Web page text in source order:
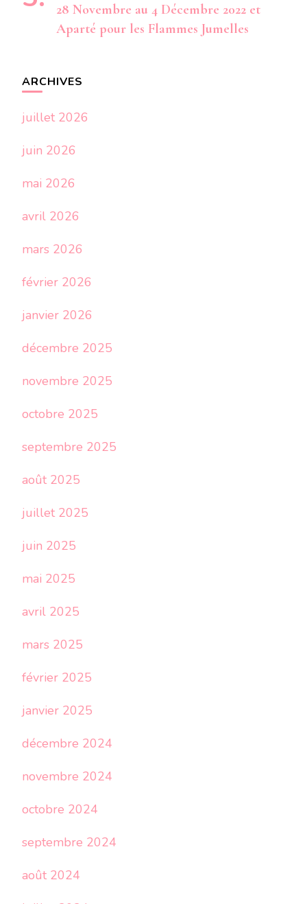
28 Novembre au 4 Décembre 2022 et
Aparté pour les Flammes Jumelles
ARCHIVES
juillet 2026
juin 2026
mai 2026
avril 2026
mars 2026
février 2026
janvier 2026
décembre 2025
novembre 2025
octobre 2025
septembre 2025
août 2025
juillet 2025
juin 2025
mai 2025
avril 2025
mars 2025
février 2025
janvier 2025
décembre 2024
novembre 2024
octobre 2024
septembre 2024
août 2024